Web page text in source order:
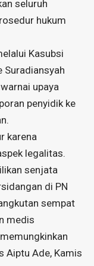
seluruh
hukum
Kasubsi
Suradiansyah
upaya
penyidik ke
karena
legalitas.
senjata
di PN
sempat
medis
Aiptu Ade, Kamis